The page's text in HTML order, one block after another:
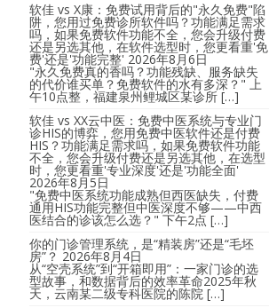
软佳 vs X康：免费试用背后的"永久免费"陷
阱，您用过免费诊所软件吗？功能满足需求
吗，如果免费软件功能不全，您会升级付费
还是另选其他，在软件选型时，您更看重'免
费'还是'功能完整' 2026年8月6日
"永久免费真的香吗？功能残缺、服务缺失
的代价谁买单？免费软件的水有多深？" 上
午10点整，福建泉州鲤城区某诊所 […]
软佳 vs XX云中医：免费中医系统与专业门
诊HIS的博弈，您用免费中医软件还是付费
HIS？功能满足需求吗，如果免费软件功能
不全，您会升级付费还是另选其他，在选型
时，您更看重'专业深度'还是'功能全面'
2026年8月5日
"免费中医系统功能成熟但西医缺失，付费
通用HIS功能完整但中医深度不够——中西
医结合的诊该怎么选？" 下午2点 […]
你的门诊管理系统，是“精装房”还是“毛坯
房”？ 2026年8月4日
从“空壳系统”到“开箱即用”：一家门诊的选
型故事，和数据背后的效率革命2025年秋
天，云南某二级专科医院的陈院 […]